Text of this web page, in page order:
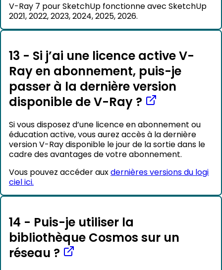
V-Ray 7 pour SketchUp fonctionne avec SketchUp
2021, 2022, 2023, 2024, 2025, 2026.
13 - Si j’ai une licence active V-
Ray en abonnement, puis-je
passer à la dernière version
disponible de V-Ray ?
Si vous disposez d’une licence en abonnement ou
éducation active, vous aurez accès à la dernière
version V-Ray disponible le jour de la sortie dans le
cadre des avantages de votre abonnement.
Vous pouvez accéder aux dernières versions du logi
ciel ici.
14 - Puis-je utiliser la
bibliothèque Cosmos sur un
réseau ?